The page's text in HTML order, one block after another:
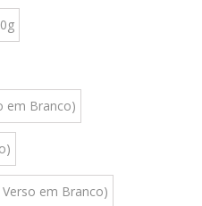
em Branco)
em Branco)